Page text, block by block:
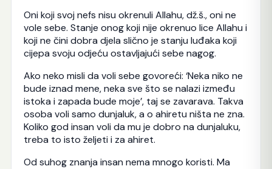
Oni koji svoj nefs nisu okrenuli Allahu, dž.š., oni ne
vole sebe. Stanje onog koji nije okrenuo lice Allahu i
koji ne čini dobra djela slično je stanju luđaka koji
cijepa svoju odjeću ostavljajući sebe nagog.
Ako neko misli da voli sebe govoreći: ‘Neka niko ne
bude iznad mene, neka sve što se nalazi između
istoka i zapada bude moje’, taj se zavarava. Takva
osoba voli samo dunjaluk, a o ahiretu ništa ne zna.
Koliko god insan voli da mu je dobro na dunjaluku,
treba to isto željeti i za ahiret.
Od suhog znanja insan nema mnogo koristi. Ma